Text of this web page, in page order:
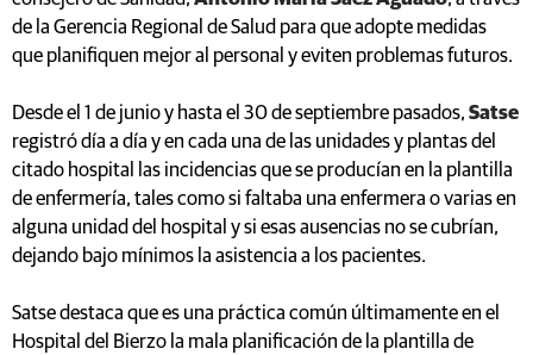
de la Gerencia Regional de Salud para que adopte medidas
que planifiquen mejor al personal y eviten problemas futuros.
Desde el 1 de junio y hasta el 30 de septiembre pasados, Satse
registró día a día y en cada una de las unidades y plantas del
citado hospital las incidencias que se producían en la plantilla
de enfermería, tales como si faltaba una enfermera o varias en
alguna unidad del hospital y si esas ausencias no se cubrían,
dejando bajo mínimos la asistencia a los pacientes.
Satse destaca que es una práctica común últimamente en el
Hospital del Bierzo la mala planificación de la plantilla de